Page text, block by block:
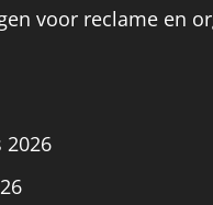
voor reclame en
2026